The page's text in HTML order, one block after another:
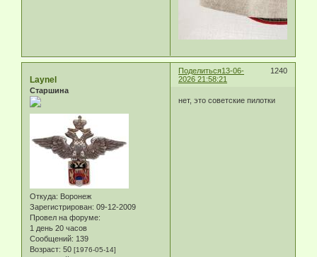
Поделиться 1240
13-06-
2026 21:58:21
Laynel
Старшина
Откуда: Воронеж
Зарегистрирован: 09-12-2009
Провел на форуме:
1 день 20 часов
Сообщений: 139
Возраст: 50 [1976-05-14]
нет, это советские пилотки